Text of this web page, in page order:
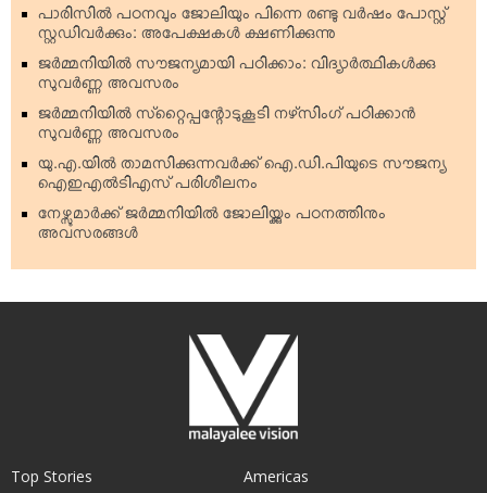
പാരിസില്‍ പഠനവും ജോലിയും പിന്നെ രണ്ടു വര്‍ഷം പോസ്റ്റ്
സ്റ്റഡിവര്‍ക്കും: അപേക്ഷകള്‍ ക്ഷണിക്കുന്നു
ജര്‍മ്മനിയില്‍ സൗജന്യമായി പഠിക്കാം: വിദ്യാര്‍ത്ഥികള്‍ക്കു
സുവര്‍ണ്ണ അവസരം
ജര്‍മ്മനിയില്‍ സ്‌റ്റൈപ്പന്റോടുകൂടി നഴ്‌സിംഗ് പഠിക്കാന്‍
സുവര്‍ണ്ണ അവസരം
യു.എ.യില്‍ താമസിക്കുന്നവര്‍ക്ക് ഐ.ഡി.പിയുടെ സൗജന്യ
ഐഇഎല്‍ടിഎസ് പരിശീലനം
നേഴ്സുമാര്‍ക്ക് ജര്‍മ്മനിയില്‍ ജോലിയ്ക്കും പഠനത്തിനും
അവസരങ്ങള്‍
Top Stories
Americas